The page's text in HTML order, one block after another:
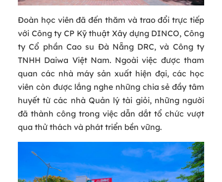
Đoàn học viên đã đến thăm và trao đổi trực tiếp
với Công ty CP Kỹ thuật Xây dựng DINCO, Công
ty Cổ phần Cao su Đà Nẵng DRC, và Công ty
TNHH Daiwa Việt Nam. Ngoài việc được tham
quan các nhà máy sản xuất hiện đại, các học
viên còn được lắng nghe những chia sẻ đầy tâm
huyết từ các nhà Quản lý tài giỏi, những người
đã thành công trong việc dẫn dắt tổ chức vượt
qua thử thách và phát triển bền vững.